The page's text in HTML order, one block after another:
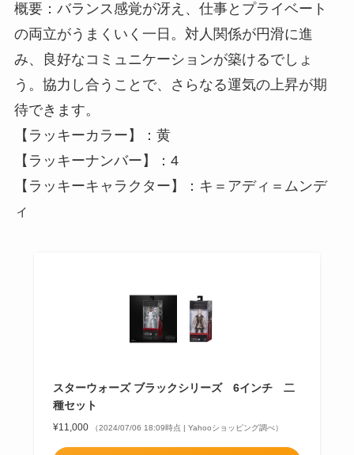
概要：バランス感覚が冴え、仕事とプライベート
の両立がうまくいく一日。対人関係が円滑に進
み、良好なコミュニケーションが築けるでしょ
う。協力し合うことで、さらなる運気の上昇が期
待できます。
【ラッキーカラー】：黄
【ラッキーナンバー】：4
【ラッキーキャラクター】：キ＝アディ＝ムンデ
ィ
スターウォーズ ブラックシリーズ 6インチ 二
種セット
¥11,000 （2024/07/06 18:09時点 | Yahooショッピング調べ）